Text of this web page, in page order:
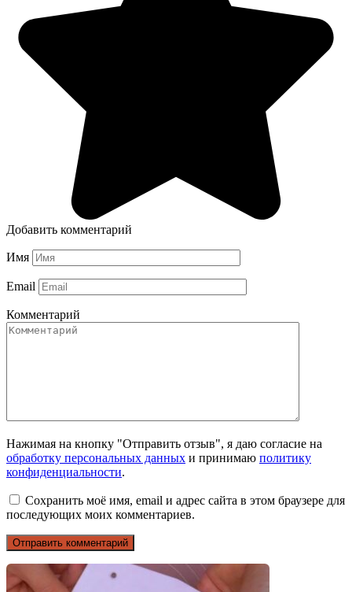
Добавить комментарий
Имя
Email
Комментарий
Нажимая на кнопку "Отправить отзыв", я даю согласие на
обработку персональных данных и принимаю политику
конфиденциальности.
Сохранить моё имя, email и адрес сайта в этом браузере для
последующих моих комментариев.